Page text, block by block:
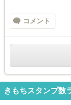
コメント
きもちスタンプ数